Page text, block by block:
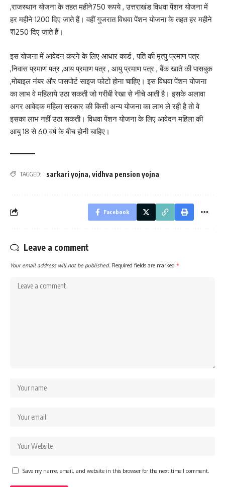
,राजस्थान योजना के तहत महीने750 रूपये , उत्तराखंड विधवा पेंशन योजना में
हर महीने 1200 दिए जाते हैं। वहीं गुजरात विधवा पेंशन योजना के तहत हर महीने
₹1250 दिए जाते हैं।
इस योजना में आवेदन करने के लिए आधार कार्ड , पति की मृत्यु प्रमाण पत्र
,निवास प्रमाण पत्र ,आय प्रमाण पत्र , आयु प्रमाण पत्र , बैंक खाते की पासबुक
,मोबाइल नंबर और पासपोर्ट साइज फोटो होना चाहिए। इस विधवा पेंशन योजना
का लाभ वे महिलाये उठा सकती जो गरीबी रेखा से नीचे आती है। इसके अलावा
अगर आवेदक महिला सरकार की किसी अन्य योजना का लाभ ले रही है तो वे
इसका लाभ नहीं उठा सकती। विधवा पेंशन योजना के लिए आवेदन महिला की
आयु 18 से 60 वर्ष के बीच होनी चाहिए।
TAGGED: sarkari yojna, vidhva pension yojna
Facebook
Leave a comment
Your email address will not be published. Required fields are marked *
Save my name, email, and website in this browser for the next time I comment.